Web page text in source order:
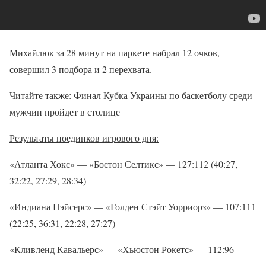
Михайлюк за 28 минут на паркете набрал 12 очков,
совершил 3 подбора и 2 перехвата.
Читайте также: Финал Кубка Украины по баскетболу среди
мужчин пройдет в столице
Результаты поединков игрового дня:
«Атланта Хокс» — «Бостон Селтикс» — 127:112 (40:27,
32:22, 27:29, 28:34)
«Индиана Пэйсерс» — «Голден Стэйт Уорриорз» — 107:111
(22:25, 36:31, 22:28, 27:27)
«Кливленд Кавальерс» — «Хьюстон Рокетс» — 112:96